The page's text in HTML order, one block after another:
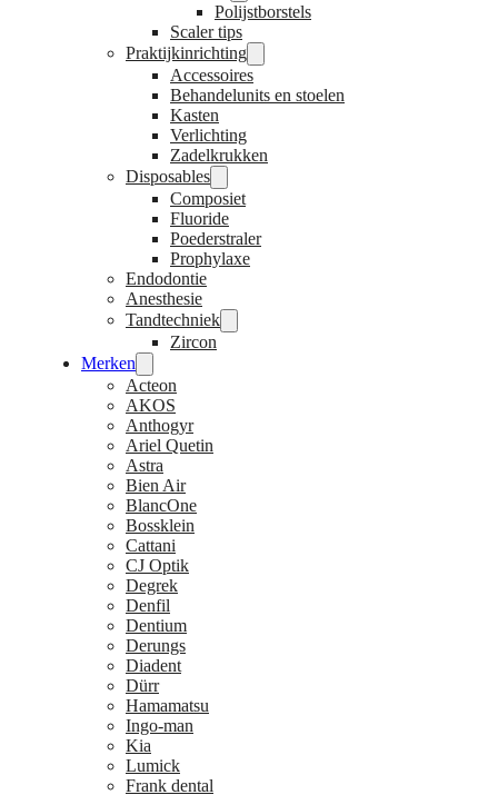
Polijstborstels
Scaler tips
Praktijkinrichting
Accessoires
Behandelunits en stoelen
Kasten
Verlichting
Zadelkrukken
Disposables
Composiet
Fluoride
Poederstraler
Prophylaxe
Endodontie
Anesthesie
Tandtechniek
Zircon
Merken
Acteon
AKOS
Anthogyr
Ariel Quetin
Astra
Bien Air
BlancOne
Bossklein
Cattani
CJ Optik
Degrek
Denfil
Dentium
Derungs
Diadent
Dürr
Hamamatsu
Ingo-man
Kia
Lumick
Frank dental